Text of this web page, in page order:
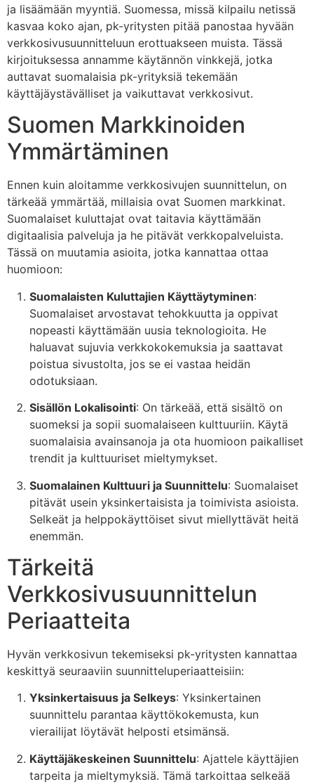
ja lisäämään myyntiä. Suomessa, missä kilpailu netissä
kasvaa koko ajan, pk-yritysten pitää panostaa hyvään
verkkosivusuunnitteluun erottuakseen muista. Tässä
kirjoituksessa annamme käytännön vinkkejä, jotka
auttavat suomalaisia pk-yrityksiä tekemään
käyttäjäystävälliset ja vaikuttavat verkkosivut.
Suomen Markkinoiden
Ymmärtäminen
Ennen kuin aloitamme verkkosivujen suunnittelun, on
tärkeää ymmärtää, millaisia ovat Suomen markkinat.
Suomalaiset kuluttajat ovat taitavia käyttämään
digitaalisia palveluja ja he pitävät verkkopalveluista.
Tässä on muutamia asioita, jotka kannattaa ottaa
huomioon:
Suomalaisten Kuluttajien Käyttäytyminen:
Suomalaiset arvostavat tehokkuutta ja oppivat
nopeasti käyttämään uusia teknologioita. He
haluavat sujuvia verkkokokemuksia ja saattavat
poistua sivustolta, jos se ei vastaa heidän
odotuksiaan.
Sisällön Lokalisointi: On tärkeää, että sisältö on
suomeksi ja sopii suomalaiseen kulttuuriin. Käytä
suomalaisia avainsanoja ja ota huomioon paikalliset
trendit ja kulttuuriset mieltymykset.
Suomalainen Kulttuuri ja Suunnittelu: Suomalaiset
pitävät usein yksinkertaisista ja toimivista asioista.
Selkeät ja helppokäyttöiset sivut miellyttävät heitä
enemmän.
Tärkeitä
Verkkosivusuunnittelun
Periaatteita
Hyvän verkkosivun tekemiseksi pk-yritysten kannattaa
keskittyä seuraaviin suunnitteluperiaatteisiin:
Yksinkertaisuus ja Selkeys: Yksinkertainen
suunnittelu parantaa käyttökokemusta, kun
vierailijat löytävät helposti etsimänsä.
Käyttäjäkeskeinen Suunnittelu: Ajattele käyttäjien
tarpeita ja mieltymyksiä. Tämä tarkoittaa selkeää